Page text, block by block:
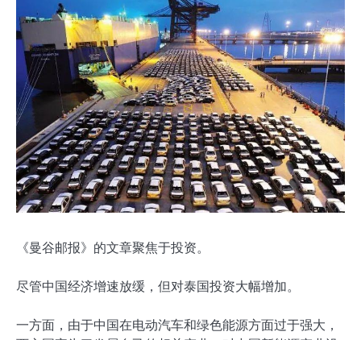
《曼谷邮报》的文章聚焦于投资。
尽管中国经济增速放缓，但对泰国投资大幅增加。
一方面，由于中国在电动汽车和绿色能源方面过于强大，